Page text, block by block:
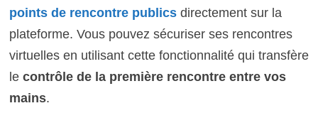
points de rencontre publicsdirectement sur la
plateforme. Vous pouvez sécuriser ses rencontres
virtuelles en utilisant cette fonctionnalité qui transfère
le contrôle de la première rencontre entre vos
mains.